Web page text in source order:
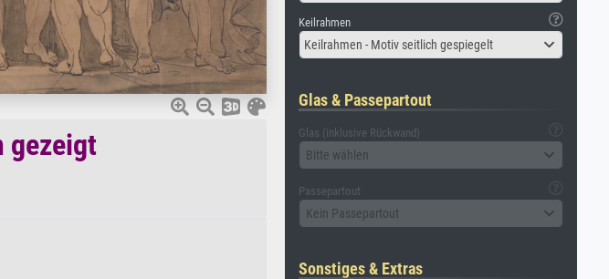
gezeigt
Keilrahmen
Keilrahmen - Motiv seitlich gespiegelt
Glas & Passepartout
Glas (inklusive Rückwand)
Bitte wählen
Passepartout
Kein Passepartout
Sonstiges & Extras